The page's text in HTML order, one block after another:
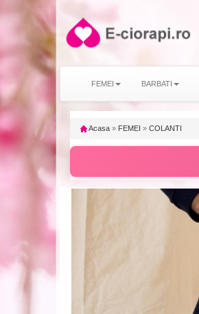
FEMEI BARBATI
Acasa » FEMEI » COLANTI